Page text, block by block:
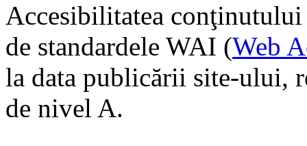
Accesibilitatea
de standardele WAI (Web
la data publicării site-ului,
de nivel A.